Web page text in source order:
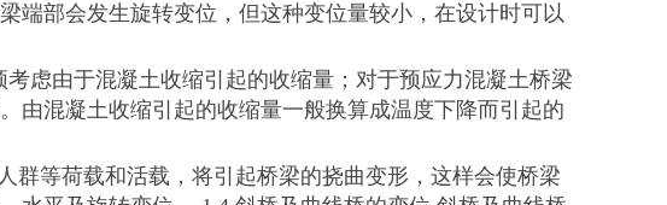
端部会发生旋转变位，但这种变位量较小，在设计时可以
虑由于混凝土收缩引起的收缩量；对于预应力混凝土桥梁
由混凝土收缩引起的收缩量一般换算成温度下降而引起的
群等荷载和活载，将引起桥梁的挠曲变形，这样会使桥梁